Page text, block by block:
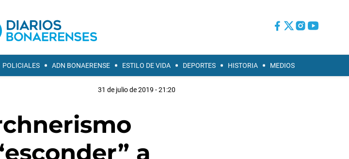
POLICIALES ADN BONAERENSE ESTILO DE VIDA DEPORTES HISTORIA MEDIOS
31 de julio de 2019 - 21:20
a